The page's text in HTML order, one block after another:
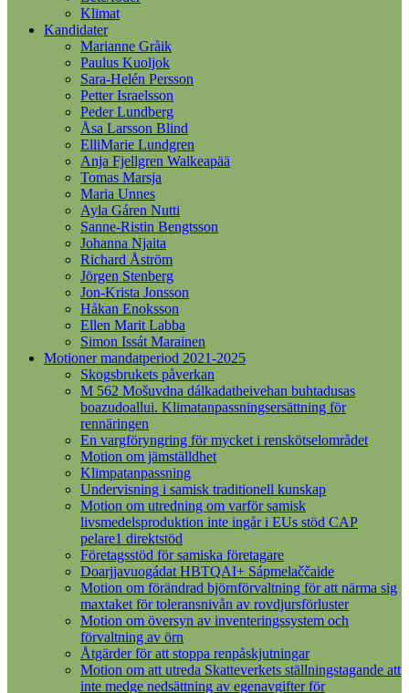
Klimat
Kandidater
Marianne Gråik
Paulus Kuoljok
Sara-Helén Persson
Petter Israelsson
Peder Lundberg
Åsa Larsson Blind
ElliMarie Lundgren
Anja Fjellgren Walkeapää
Tomas Marsja
Maria Unnes
Ayla Gáren Nutti
Sanne-Ristin Bengtsson
Johanna Njaita
Richard Åström
Jörgen Stenberg
Jon-Krista Jonsson
Håkan Enoksson
Ellen Marit Labba
Simon Issát Marainen
Motioner mandatperiod 2021-2025
Skogsbrukets påverkan
M 562 Mošuvdna dálkadatheivehan buhtadusas
boazudoallui. Klimatanpassningsersättning för
rennäringen
En vargföryngring för mycket i renskötselområdet
Motion om jämställdhet
Klimpatanpassning
Undervisning i samisk traditionell kunskap
Motion om utredning om varför samisk
livsmedelsproduktion inte ingår i EUs stöd CAP
pelare1 direktstöd
Företagsstöd för samiska företagare
Doarjjavuogádat HBTQAI+ Sápmelaččaide
Motion om förändrad björnförvaltning för att närma sig
maxtaket för toleransnivån av rovdjursförluster
Motion om översyn av inventeringssystem och
förvaltning av örn
Åtgärder för att stoppa renpåskjutningar
Motion om att utreda Skatteverkets ställningstagande att
inte medge nedsättning av egenavgifter för